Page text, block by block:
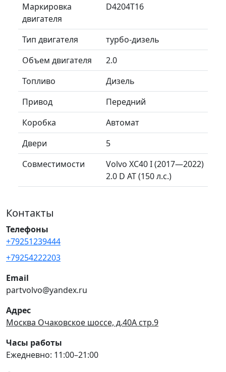
Маркировка
двигателя
D4204T16
Тип двигателя
турбо-дизель
Объем двигателя
2.0
Топливо
Дизель
Привод
Передний
Коробка
Автомат
Двери
5
Совместимости
Volvo XC40 I (2017—2022)
2.0 D AT (150 л.с.)
Контакты
Телефоны
+79251239444
+79254222203
Email
partvolvo@yandex.ru
Адрес
Москва Очаковское шоссе, д.40А стр.9
Часы работы
Ежедневно: 11:00–21:00